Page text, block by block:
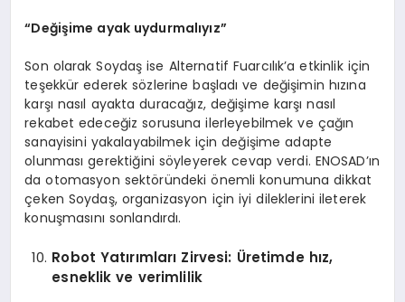
“Değişime ayak uydurmalıyız”
Son olarak Soydaş ise Alternatif Fuarcılık’a etkinlik için
teşekkür ederek sözlerine başladı ve değişimin hızına
karşı nasıl ayakta duracağız, değişime karşı nasıl
rekabet edeceğiz sorusuna ilerleyebilmek ve çağın
sanayisini yakalayabilmek için değişime adapte
olunması gerektiğini söyleyerek cevap verdi. ENOSAD’ın
da otomasyon sektöründeki önemli konumuna dikkat
çeken Soydaş, organizasyon için iyi dileklerini ileterek
konuşmasını sonlandırdı.
Robot Yatırımları Zirvesi: Üretimde hız,
esneklik ve verimlilik